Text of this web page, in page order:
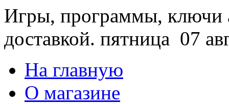
Игры, программы, ключи
доставкой. пятница 07
На главную
О магазине